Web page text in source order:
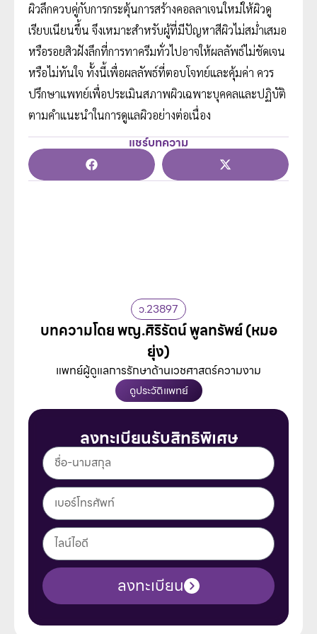
ผิวลึกควบคู่กับการกระตุ้นการสร้างคอลลาเจนใหม่ให้ผิวดู
เรียบเนียนขึ้น จึงเหมาะสำหรับผู้ที่มีปัญหาสีผิวไม่สม่ำเสมอ
หรือรอยสิวฝังลึกที่การทาครีมทั่วไปอาจให้ผลลัพธ์ไม่ชัดเจน
หรือไม่ทันใจ ทั้งนี้เพื่อผลลัพธ์ที่ตอบโจทย์และคุ้มค่า ควร
ปรึกษาแพทย์เพื่อประเมินสภาพผิวเฉพาะบุคคลและปฏิบัติ
ตามคำแนะนำในการดูแลผิวอย่างต่อเนื่อง
แชร์บทความ
ว.23897
บทความโดย พญ.ศิริรัตน์ พูลทรัพย์ (หมอ
ยุ่ง)
แพทย์ผู้ดูแลการรักษาด้านเวชศาสตร์ความงาม
ดูประวัติแพทย์
ลงทะเบียนรับสิทธิพิเศษ
ลงทะเบียน